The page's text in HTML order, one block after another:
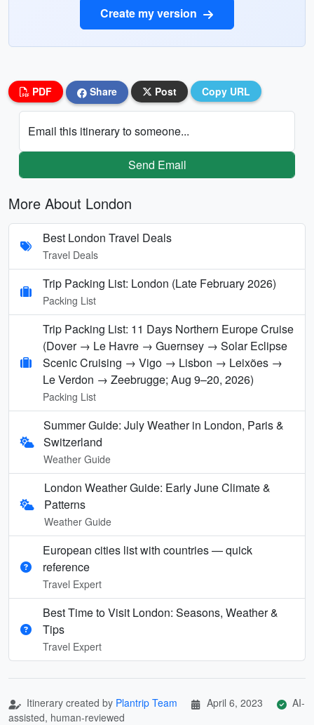
Create my version
PDF Share Post Copy URL
Email this itinerary to someone...
Send Email
More About London
Best London Travel Deals
Travel Deals
Trip Packing List: London (Late February 2026)
Packing List
Trip Packing List: 11 Days Northern Europe Cruise
(Dover → Le Havre → Guernsey → Solar Eclipse
Scenic Cruising → Vigo → Lisbon → Leixões →
Le Verdon → Zeebrugge; Aug 9–20, 2026)
Packing List
Summer Guide: July Weather in London, Paris &
Switzerland
Weather Guide
London Weather Guide: Early June Climate &
Patterns
Weather Guide
European cities list with countries — quick
reference
Travel Expert
Best Time to Visit London: Seasons, Weather &
Tips
Travel Expert
Itinerary created by Plantrip Team April 6, 2023
AI-
assisted, human-reviewed